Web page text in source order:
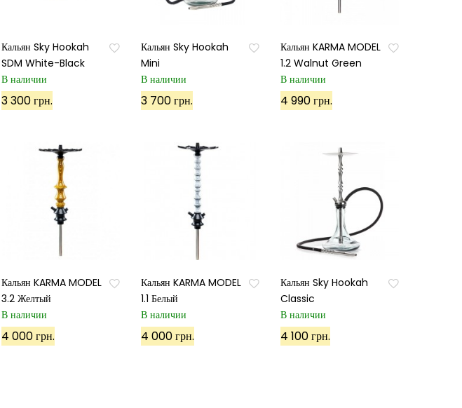
Кальян Sky Hookah
SDM White-Black
В наличии
3 300 грн.
Кальян Sky Hookah
Mini
В наличии
3 700 грн.
Кальян KARMA MODEL
1.2 Walnut Green
В наличии
4 990 грн.
Кальян KARMA MODEL
3.2 Желтый
В наличии
4 000 грн.
Кальян KARMA MODEL
1.1 Белый
В наличии
4 000 грн.
Кальян Sky Hookah
Classic
В наличии
4 100 грн.